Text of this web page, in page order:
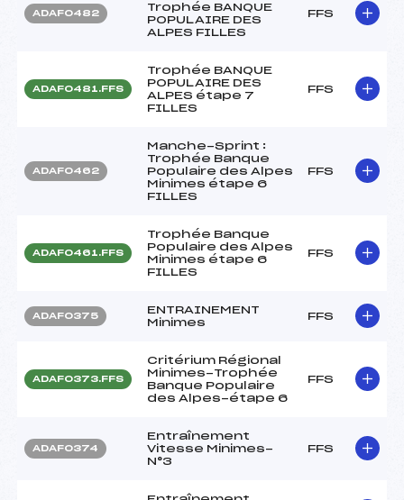
ADAF0482
Trophée BANQUE
POPULAIRE DES
ALPES FILLES
FFS
ADAF0481.FFS
Trophée BANQUE
POPULAIRE DES
ALPES étape 7
FILLES
FFS
ADAF0462
Manche-Sprint :
Trophée Banque
Populaire des Alpes
Minimes étape 6
FILLES
FFS
ADAF0461.FFS
Trophée Banque
Populaire des Alpes
Minimes étape 6
FILLES
FFS
ADAF0375
ENTRAINEMENT
Minimes
FFS
ADAF0373.FFS
Critérium Régional
Minimes-Trophée
Banque Populaire
des Alpes-étape 6
FFS
ADAF0374
Entraînement
Vitesse Minimes-
N°3
FFS